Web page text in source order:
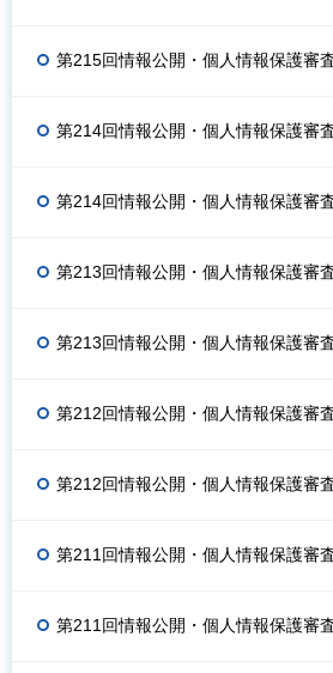
第215回情報公開・個人情報保護審
第214回情報公開・個人情報保護審
第214回情報公開・個人情報保護審
第213回情報公開・個人情報保護審
第213回情報公開・個人情報保護審
第212回情報公開・個人情報保護審
第212回情報公開・個人情報保護審
第211回情報公開・個人情報保護審
第211回情報公開・個人情報保護審